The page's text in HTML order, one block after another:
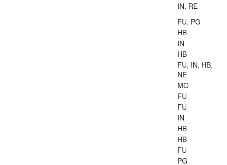
IN, RE
FU, PG
HB
IN
HB
FU, IN, HB,
NE
MO
FU
FU
IN
HB
HB
FU
PG